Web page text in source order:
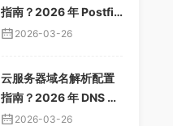
指南？2026 年 Postfix
邮件服务器教程，企业
2026-03-26
云服务器域名解析配置
指南？2026 年 DNS 解
析教程，域名绑定服务
2026-03-26